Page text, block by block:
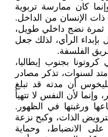
كان ممارسة تربوية
الإنسان من الداخل.
ثمرة نضج داخلي طويل،
بإبداء الرأي، لذلك جعل
الفلسفة.
بجنوب إيطاليا،
لسنوات، تذكر مصادر
أن مدته قد تبلغ
لأن النفس لا تتهيأ
ورغبتها في الظهور.
الذات، وكبح نزعة
الانضباط، وحماية